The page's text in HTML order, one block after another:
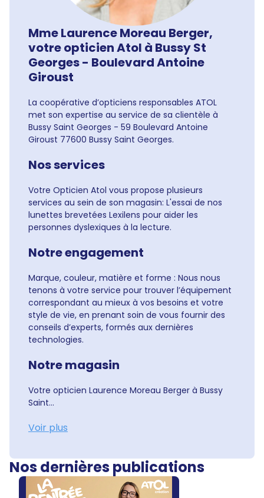
Mme Laurence Moreau Berger,
votre opticien Atol à Bussy St
Georges - Boulevard Antoine
Giroust
La coopérative d’opticiens responsables ATOL
met son expertise au service de sa clientèle à
Bussy Saint Georges - 59 Boulevard Antoine
Giroust 77600 Bussy Saint Georges.
Nos services
Votre Opticien Atol vous propose plusieurs
services au sein de son magasin: L'essai de nos
lunettes brevetées Lexilens pour aider les
personnes dyslexiques à la lecture.
Notre engagement
Marque, couleur, matière et forme : Nous nous
tenons à votre service pour trouver l’équipement
correspondant au mieux à vos besoins et votre
style de vie, en prenant soin de vous fournir des
conseils d’experts, formés aux dernières
technologies.
Notre magasin
Votre opticien Laurence Moreau Berger à Bussy
Saint...
Voir plus
Nos dernières publications